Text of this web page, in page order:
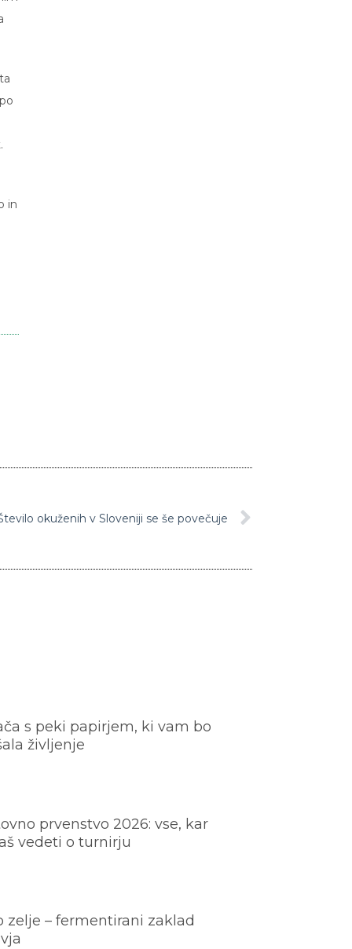
in
okuženih v Sloveniji se še povečuje
s peki papirjem, ki vam bo
življenje
prvenstvo 2026: vse, kar
vedeti o turnirju
zelje – fermentirani zaklad